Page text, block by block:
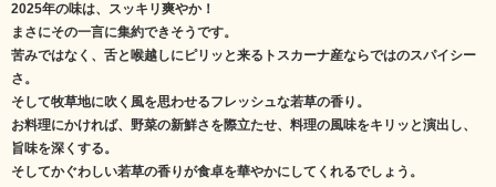
2025年の味は、スッキリ爽やか！
まさにその一言に集約できそうです。
苦みではなく、舌と喉越しにピリッと来るトスカーナ産ならではのスパイシー
さ。
そして牧草地に吹く風を思わせるフレッシュな若草の香り。
お料理にかければ、野菜の新鮮さを際立たせ、料理の風味をキリッと演出し、
旨味を深くする。
そしてかぐわしい若草の香りが食卓を華やかにしてくれるでしょう。